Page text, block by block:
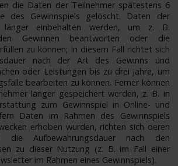
die Daten der Teilnehmer spätestens 6
des Gewinnspiels gelöscht. Daten der
länger einbehalten werden, um z. B.
Gewinnen beantworten oder die
zu können; in diesem Fall richtet sich
nach der Art des Gewinns und
oder Leistungen bis zu drei Jahre, um
bearbeiten zu können. Ferner können
länger gespeichert werden, z. B. in
zum Gewinnspiel in Online- und
Daten im Rahmen des Gewinnspiels
erhoben wurden, richten sich deren
die Aufbewahrungsdauer nach den
zu dieser Nutzung (z. B. im Fall einer
im Rahmen eines Gewinnspiels).